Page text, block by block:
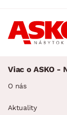
Viac o ASKO -
O nás
Aktuality